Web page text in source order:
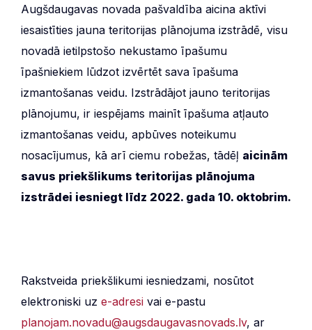
Augšdaugavas novada pašvaldība aicina aktīvi
iesaistīties jauna teritorijas plānojuma izstrādē, visu
novadā ietilpstošo nekustamo īpašumu
īpašniekiem lūdzot izvērtēt sava īpašuma
izmantošanas veidu. Izstrādājot jauno teritorijas
plānojumu, ir iespējams mainīt īpašuma atļauto
izmantošanas veidu, apbūves noteikumu
nosacījumus, kā arī ciemu robežas, tādēļ aicinām
savus priekšlikums teritorijas plānojuma
izstrādei iesniegt līdz 2022. gada 10. oktobrim.
Rakstveida priekšlikumi iesniedzami, nosūtot
elektroniski uz e-adresi vai e-pastu
planojam.novadu@augsdaugavasnovads.lv, ar